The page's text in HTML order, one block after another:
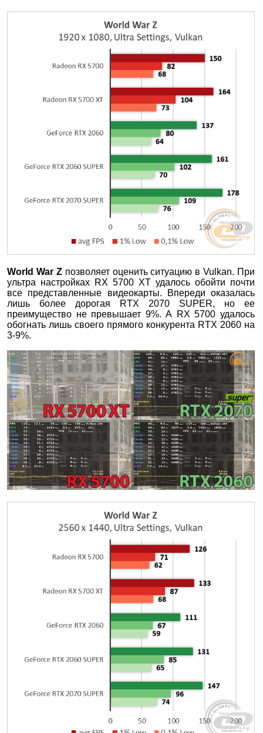
World War Zпозволяет оценить ситуацию в Vulkan. При
ультра настройках RX 5700 XT удалось обойти почти
все представленные видеокарты. Впереди оказалась
лишь более дорогая RTX 2070 SUPER, но ее
преимущество не превышает 9%. А RX 5700 удалось
обогнать лишь своего прямого конкурента RTX 2060 на
3-9%.